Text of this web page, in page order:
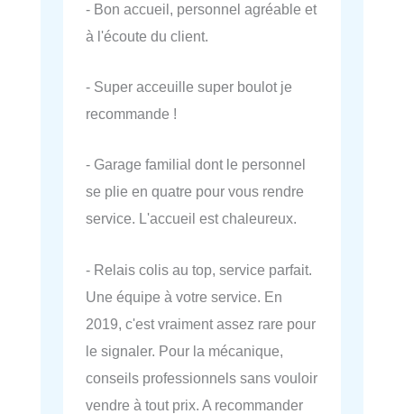
- Bon accueil, personnel agréable et
à l'écoute du client.
- Super acceuille super boulot je
recommande !
- Garage familial dont le personnel
se plie en quatre pour vous rendre
service. L'accueil est chaleureux.
- Relais colis au top, service parfait.
Une équipe à votre service. En
2019, c'est vraiment assez rare pour
le signaler. Pour la mécanique,
conseils professionnels sans vouloir
vendre à tout prix. A recommander